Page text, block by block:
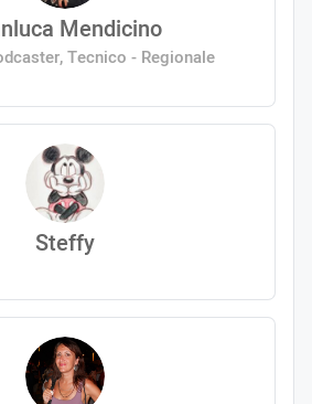
Mendicino
Tecnico - Regionale
Steffy